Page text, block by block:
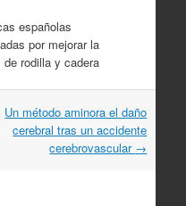
españolas
por mejorar la
rodilla y cadera
Un método aminora el daño
cerebral tras un accidente
cerebrovascular →